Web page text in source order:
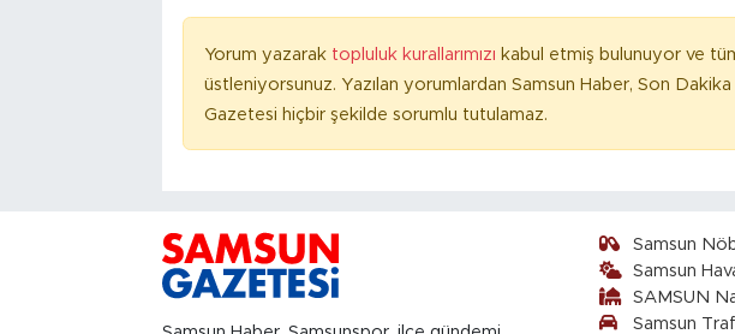
Yorum yazarak topluluk kurallarımızı kabul etmiş bulunuyor ve
üstleniyorsunuz. Yazılan yorumlardan Samsun Haber, Son
Gazetesi hiçbir şekilde sorumlu tutulamaz.
Samsun
Samsun
SAMSUN
Samsun